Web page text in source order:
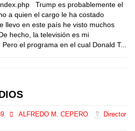
Trump es probablemente el
a quien el cargo le ha costado
llevo en este país he visto muchos
hecho, la televisión es mi
el programa en el cual Donald T...
ALFREDO M. CEPERO
Director